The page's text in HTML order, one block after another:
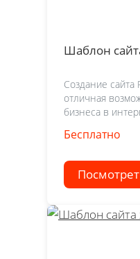
Шаблон
Создание сайта
отличная
бизнеса в
Бесплатно